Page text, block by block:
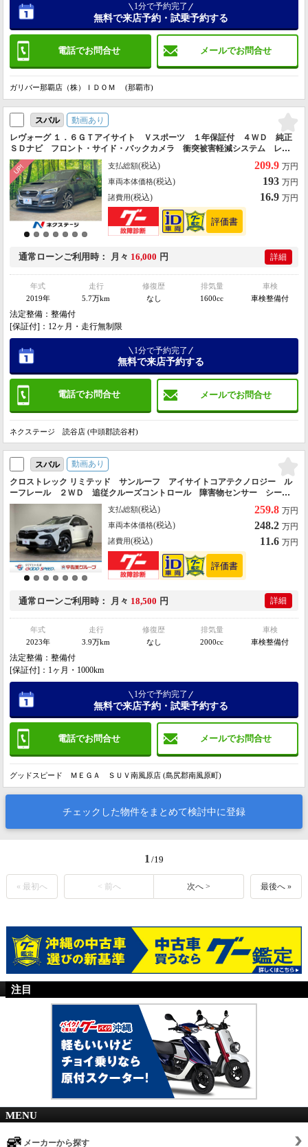
電話でお問合せ メールでお問合せ
1分で予約完了
無料で来店予約・試乗予約する
ガリバー那覇店（株）ＩＤＯＭ (那覇市)
スバル
動画あり
レヴォーグ １．６ＧＴアイサイト Ｖスポーツ １年保証付 ４ＷＤ 純正
ＳＤナビ フロント・サイド・バックカメラ 衝突被害軽減システム レー
ダークルーズ 禁煙車 パワーシート コーナーセンサー スマートキー
ＬＥＤヘッド 純正１８インチアルミ
支払総額(税込) 209.9 万円
車両本体価格(税込) 193 万円
諸費用(税込) 16.9 万円
通常ローンご利用時 月々 16,000 円 詳細
年式
2019年
走行
5.7万km
修復歴
なし
排気量
1600cc
車検
車検整備付
法定整備：整備付
[保証付]：12ヶ月・走行無制限
電話でお問合せ メールでお問合せ
1分で予約完了
無料で来店予約する
ネクステージ 読谷店 (中頭郡読谷村)
スバル
動画あり
クロストレック リミテッド サンルーフ アイサイトコアテクノロジー ル
ーフレール ２ＷＤ 追従クルーズコントロール 障害物センサー シート
ヒーター パワーシート フルセグ Ｂｌｕｅｔｏｏｔｈ パドルシフト
スマートキー
支払総額(税込) 259.8 万円
車両本体価格(税込) 248.2 万円
諸費用(税込) 11.6 万円
通常ローンご利用時 月々 18,500 円 詳細
年式
2023年
走行
3.9万km
修復歴
なし
排気量
2000cc
車検
車検整備付
法定整備：整備付
[保証付]：1ヶ月・1000km
電話でお問合せ メールでお問合せ
1分で予約完了
無料で来店予約・試乗予約する
グッドスピード ＭＥＧＡ ＳＵＶ南風原店 (島尻郡南風原町)
チェックした物件をまとめて検討中に登録
1 /19
« 最初へ < 前へ 次へ > 最後へ »
注目
MENU
メーカーから探す